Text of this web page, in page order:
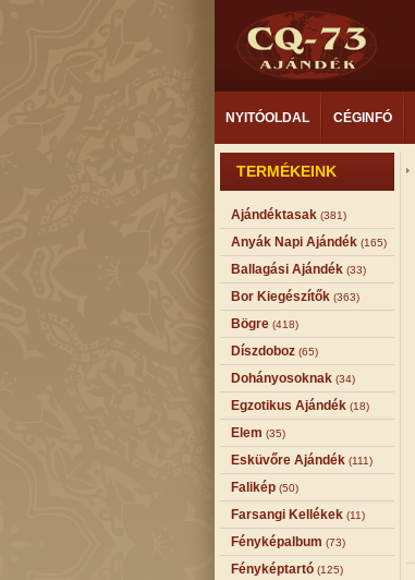
NYITÓOLDAL CÉGINFÓ
TERMÉKEINK
Ajándéktasak (381)
Anyák Napi Ajándék (165)
Ballagási Ajándék (33)
Bor Kiegészítők (363)
Bögre (418)
Díszdoboz (65)
Dohányosoknak (34)
Egzotikus Ajándék (18)
Elem (35)
Esküvőre Ajándék (111)
Falikép (50)
Farsangi Kellékek (11)
Fényképalbum (73)
Fényképtartó (125)